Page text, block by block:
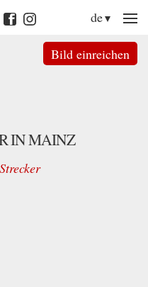
de
Bild einreichen
IN MAINZ